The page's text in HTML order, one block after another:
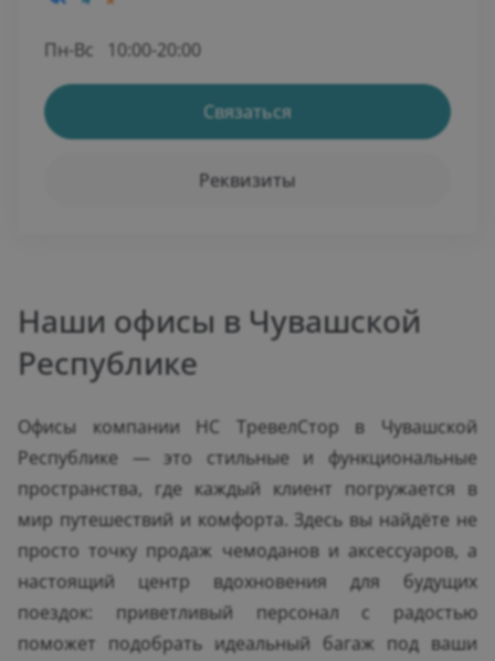
Связаться
Реквизиты
Пн-Вс 10:00-20:00
Наши офисы в Чувашской
Республике
Офисы компании НС ТревелСтор в Чувашской
Республике — это стильные и функциональные
пространства, где каждый клиент погружается в
мир путешествий и комфорта. Здесь вы найдёте не
просто точку продаж чемоданов и аксессуаров, а
настоящий центр вдохновения для будущих
поездок: приветливый персонал с радостью
поможет подобрать идеальный багаж под ваши